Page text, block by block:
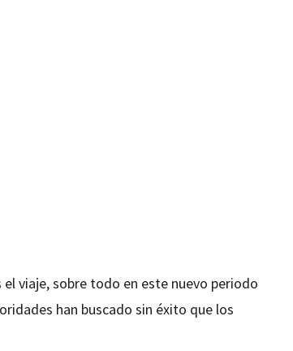
viaje, sobre todo en este nuevo periodo
han buscado sin éxito que los